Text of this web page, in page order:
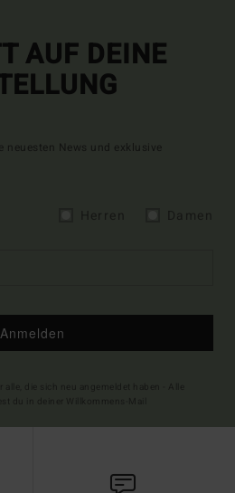
AUF DEINE
neuesten News und exklusive
Anmelden